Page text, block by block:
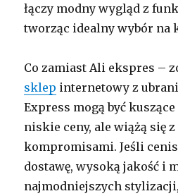
łączy modny wygląd z
tworząc idealny wybór na
Co zamiast Ali ekspres –
sklep internetowy z
Express mogą być
niskie ceny, ale wiążą się
kompromisami. Jeśli
dostawę, wysoką jakość i
najmodniejszych